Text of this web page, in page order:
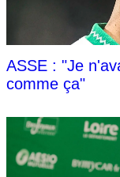
ASSE : "Je
comme ça"